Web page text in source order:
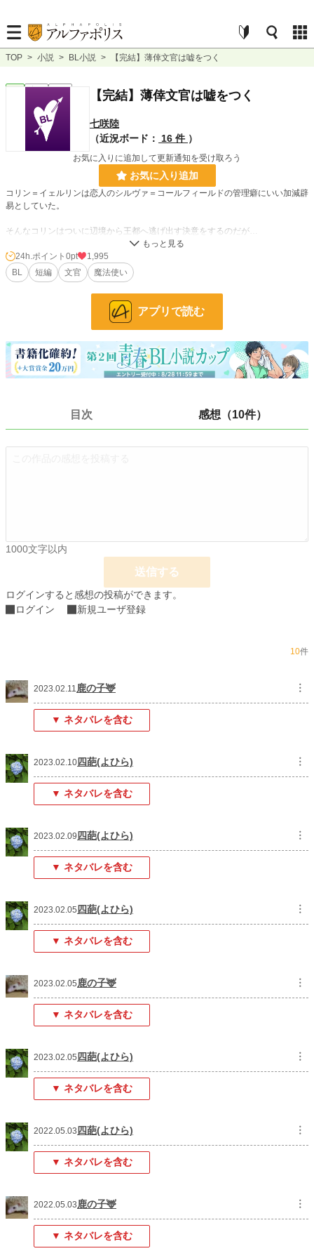
TOP > 小説 > BL小説 > 【完結】薄倖文官は嘘をつく
完結 短編 【完結】薄倖文官は嘘をつく
七咲陸
（近況ボード：
16 件 ）
お気に入りに追加して更新通知を受け取ろう
お気に入り追加
コリン＝イェルリンは恋人のシルヴァ＝コールフィールドの管理癖にいい加減辟
易としていた。
そんなコリンはついに辺境から王都へ逃げ出す決意をするのだが…
□薄幸文官、浮薄文官の続編です。本編と言うよりはおまけ程度だと思ってくだ
さい。
□時系列的には浮薄の番外編コリン&シルヴァの後くらいです。エメはまだ結婚
BL 31,409 位 / 31,409 件
0 pt
266 pt (45,939 位)
累計ポイント 108,479 pt (28,977 位)
24h.ポイント 0pt
1,995
BL
短編 文官 魔法使い
アプリで読む
目次 感想（10件）
1000文字以内
送信する
ログインすると感想の投稿ができます。
ログイン
新規ユーザ登録
10件
2023.02.11鹿の子🦌 ︙
▼ ネタバレを含む
2023.02.10 四葩(よひら) ︙
▼ ネタバレを含む
2023.02.09 四葩(よひら) ︙
▼ ネタバレを含む
2023.02.05 四葩(よひら) ︙
▼ ネタバレを含む
2023.02.05鹿の子🦌 ︙
▼ ネタバレを含む
2023.02.05 四葩(よひら) ︙
▼ ネタバレを含む
2022.05.03 四葩(よひら) ︙
▼ ネタバレを含む
2022.05.03鹿の子🦌 ︙
▼ ネタバレを含む